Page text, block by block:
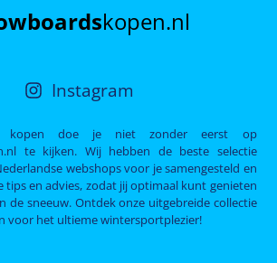
kopen.nl
Instagram
kopen doe je niet zonder eerst op
te kijken. Wij hebben de beste selectie
webshops voor je samengesteld en
tips en advies, zodat jij optimaal kunt genieten
de sneeuw. Ontdek onze uitgebreide collectie
voor het ultieme wintersportplezier!